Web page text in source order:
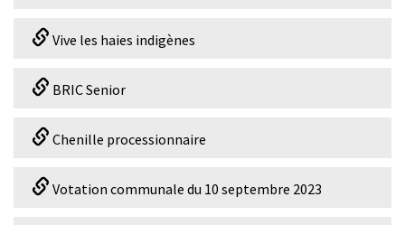
Vive les haies indigènes
BRIC Senior
Chenille processionnaire
Votation communale du 10 septembre 2023